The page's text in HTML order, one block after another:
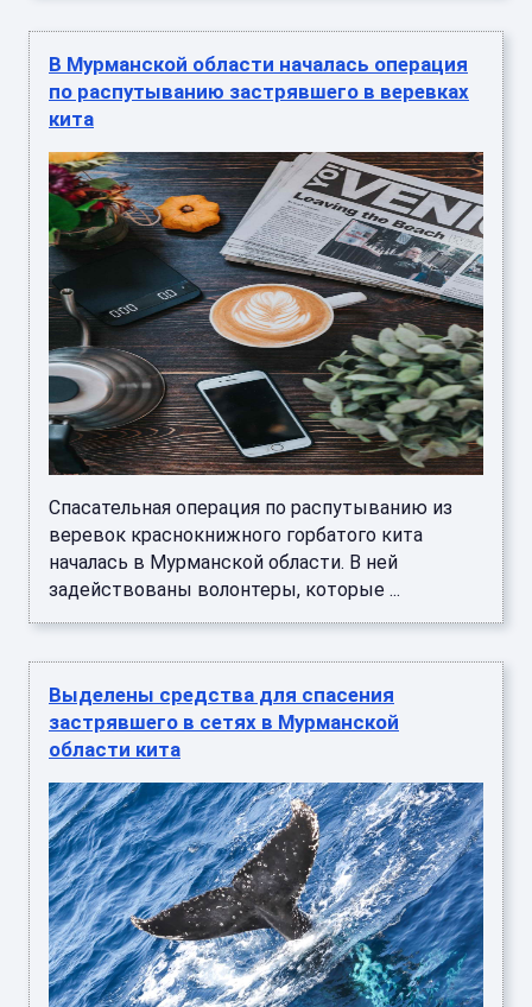
В Мурманской области началась операция
по распутыванию застрявшего в веревках
кита
Спасательная операция по распутыванию из
веревок краснокнижного горбатого кита
началась в Мурманской области. В ней
задействованы волонтеры, которые ...
Выделены средства для спасения
застрявшего в сетях в Мурманской
области кита